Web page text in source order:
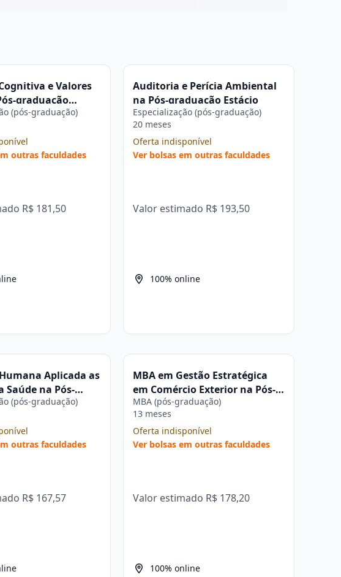
e Valores
graduação
(pós-graduação)
outras faculdades
R$ 181,50
Auditoria e Perícia Ambiental
na Pós-graduação Estácio
Especialização (pós-graduação)
20 meses
Oferta indisponível
Ver bolsas em outras faculdades
Valor estimado R$ 193,50
100% online
Aplicada as
Saúde na Pós-
Estácio
(pós-graduação)
outras faculdades
R$ 167,57
MBA em Gestão Estratégica
em Comércio Exterior na Pós-
graduação Estácio
MBA (pós-graduação)
13 meses
Oferta indisponível
Ver bolsas em outras faculdades
Valor estimado R$ 178,20
100% online